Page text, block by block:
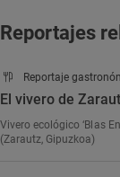
Reportajes
Reportaje
El vivero de
Vivero ecológico ‘Blas
(Zarautz, Gipuzkoa)